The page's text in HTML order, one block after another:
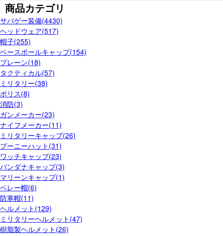
商品カテゴリ
サバゲー装備(4430)
ヘッドウェア(517)
帽子(255)
ベースボールキャップ(154)
プレーン(18)
タクティカル(57)
ミリタリー(38)
ポリス(8)
消防(3)
ガンメーカー(23)
ナイフメーカー(11)
ミリタリーキャップ(26)
ブーニーハット(31)
ワッチキャップ(23)
バンダナキャップ(3)
マリーンキャップ(1)
ベレー帽(6)
防寒帽(11)
ヘルメット(129)
ミリタリーヘルメット(47)
樹脂製ヘルメット(26)